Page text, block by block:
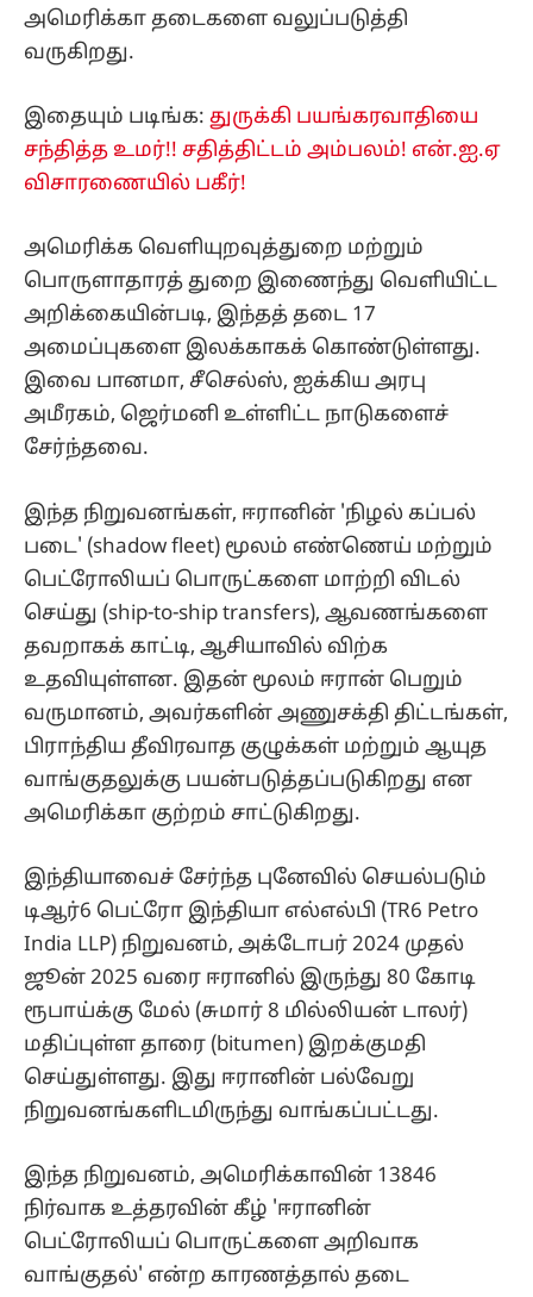
அமெரிக்கா தடைகளை வலுப்படுத்தி
வருகிறது.
இதையும் படிங்க: துருக்கி பயங்கரவாதியை
சந்தித்த உமர்!! சதித்திட்டம் அம்பலம்! என்.ஐ.ஏ
விசாரணையில் பகீர்!
அமெரிக்க வெளியுறவுத்துறை மற்றும்
பொருளாதாரத் துறை இணைந்து வெளியிட்ட
அறிக்கையின்படி, இந்தத் தடை 17
அமைப்புகளை இலக்காகக் கொண்டுள்ளது.
இவை பானமா, சீசெல்ஸ், ஐக்கிய அரபு
அமீரகம், ஜெர்மனி உள்ளிட்ட நாடுகளைச்
சேர்ந்தவை.
இந்த நிறுவனங்கள், ஈரானின் 'நிழல் கப்பல்
படை' (shadow fleet) மூலம் எண்ணெய் மற்றும்
பெட்ரோலியப் பொருட்களை மாற்றி விடல்
செய்து (ship-to-ship transfers), ஆவணங்களை
தவறாகக் காட்டி, ஆசியாவில் விற்க
உதவியுள்ளன. இதன் மூலம் ஈரான் பெறும்
வருமானம், அவர்களின் அணுசக்தி திட்டங்கள்,
பிராந்திய தீவிரவாத குழுக்கள் மற்றும் ஆயுத
வாங்குதலுக்கு பயன்படுத்தப்படுகிறது என
அமெரிக்கா குற்றம் சாட்டுகிறது.
இந்தியாவைச் சேர்ந்த புனேவில் செயல்படும்
டிஆர்6 பெட்ரோ இந்தியா எல்எல்பி (TR6 Petro
India LLP) நிறுவனம், அக்டோபர் 2024 முதல்
ஜூன் 2025 வரை ஈரானில் இருந்து 80 கோடி
ரூபாய்க்கு மேல் (சுமார் 8 மில்லியன் டாலர்)
மதிப்புள்ள தாரை (bitumen) இறக்குமதி
செய்துள்ளது. இது ஈரானின் பல்வேறு
நிறுவனங்களிடமிருந்து வாங்கப்பட்டது.
இந்த நிறுவனம், அமெரிக்காவின் 13846
நிர்வாக உத்தரவின் கீழ் 'ஈரானின்
பெட்ரோலியப் பொருட்களை அறிவாக
வாங்குதல்' என்ற காரணத்தால் தடை